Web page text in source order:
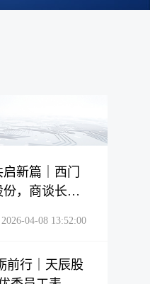
新篇｜西门
，商谈长期
2026-04-08 13:52:00
前行｜天辰股